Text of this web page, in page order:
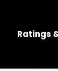
Ratings